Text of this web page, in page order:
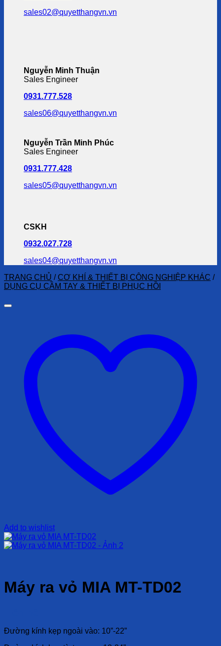
sales02@quyetthangvn.vn
Nguyễn Minh Thuận
Sales Engineer
0931.777.528
sales06@quyetthangvn.vn
Nguyễn Trần Minh Phúc
Sales Engineer
0931.777.428
sales05@quyetthangvn.vn
CSKH
0932.027.728
sales04@quyetthangvn.vn
TRANG CHỦ / CƠ KHÍ & THIẾT BỊ CÔNG NGHIỆP KHÁC /
DỤNG CỤ CẦM TAY & THIẾT BỊ PHỤC HỒI
Add to wishlist
Máy ra vỏ MIA MT-TD02
Đường kính kẹp ngoài vào: 10”-22”